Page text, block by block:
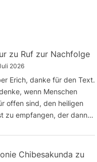
zu Ruf zur Nachfolge
2026
Erich, danke für den Text.
wenn Menschen
offen sind, den heiligen
zu empfangen, der dann…
Chibesakunda zu